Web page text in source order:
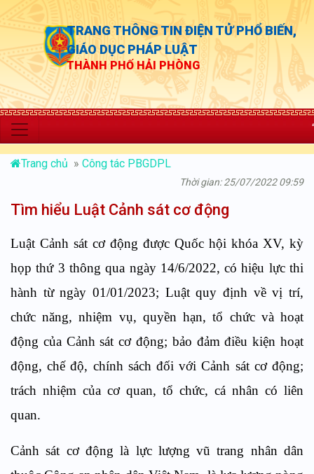
TRANG THÔNG TIN ĐIỆN TỬ PHỔ BIẾN,
GIÁO DỤC PHÁP LUẬT
THÀNH PHỐ HẢI PHÒNG
“Chủ động
Trang chủ » Công tác PBGDPL
Thời gian: 25/07/2022 09:59
Tìm hiểu Luật Cảnh sát cơ động
Luật Cảnh sát cơ động được Quốc hội khóa XV, kỳ
họp thứ 3 thông qua ngày 14/6/2022, có hiệu lực thi
hành từ ngày 01/01/2023; Luậtquy định về vị trí,
chức năng, nhiệm vụ, quyền hạn, tổ chức và hoạt
động của Cảnh sát cơ động; bảo đảmđiều kiện hoạt
động,chế độ, chính sách đối với Cảnh sát cơ động;
trách nhiệm của cơ quan, tổ chức, cá nhân có liên
quan.
Cảnh sát cơ động là lực lượng vũ trang nhân dân